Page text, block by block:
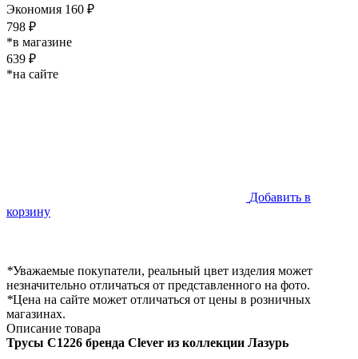
Экономия 160 ₽
798 ₽
*в магазине
639 ₽
*на сайте
Добавить в
корзину
*Уважаемые покупатели, реальный цвет изделия может
незначительно отличаться от представленного на фото.
*Цена на сайте может отличаться от цены в розничных
магазинах.
Описание товара
Трусы C1226 бренда Clever из коллекции Лазурь